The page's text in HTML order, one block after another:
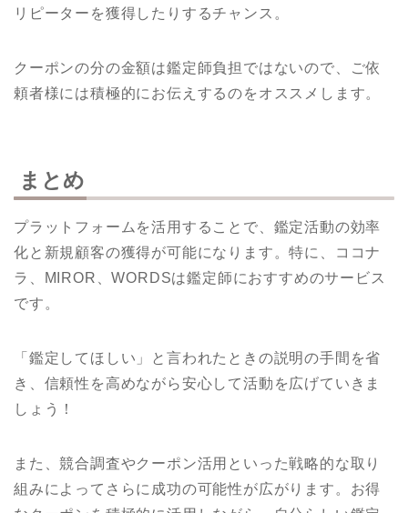
リピーターを獲得したりするチャンス。
クーポンの分の金額は鑑定師負担ではないので、ご依
頼者様には積極的にお伝えするのをオススメします。
まとめ
プラットフォームを活用することで、鑑定活動の効率
化と新規顧客の獲得が可能になります。特に、ココナ
ラ、MIROR、WORDSは鑑定師におすすめのサービス
です。
「鑑定してほしい」と言われたときの説明の手間を省
き、信頼性を高めながら安心して活動を広げていきま
しょう！
また、競合調査やクーポン活用といった戦略的な取り
組みによってさらに成功の可能性が広がります。お得